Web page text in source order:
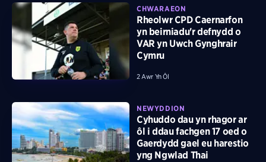
CHWARAEON
Rheolwr CPD Caernarfon
yn beirniadu'r defnydd o
VAR yn Uwch Gynghrair
Cymru
2 Awr Yn Ôl
NEWYDDION
Cyhuddo dau yn rhagor ar
ôl i ddau fachgen 17 oed o
Gaerdydd gael eu harestio
yng Ngwlad Thai